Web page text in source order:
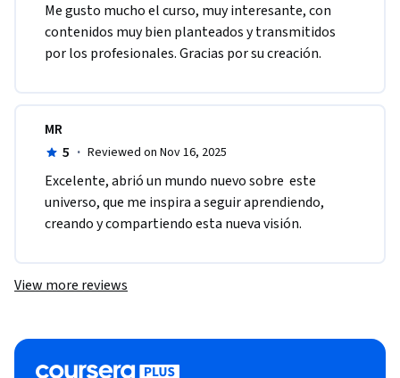
Me gusto mucho el curso, muy interesante, con
contenidos muy bien planteados y transmitidos
por los profesionales. Gracias por su creación.
MR
5 · Reviewed on Nov 16, 2025
Excelente, abrió un mundo nuevo sobre  este
universo, que me inspira a seguir aprendiendo,
creando y compartiendo esta nueva visión.
View more reviews